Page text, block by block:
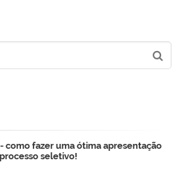
como fazer uma ótima apresentação
seletivo!